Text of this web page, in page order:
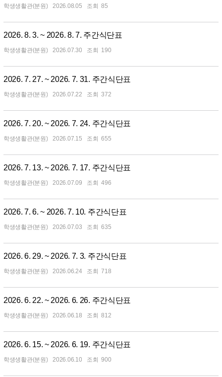
학생생활관(분원) 2026.08.05 85
2026. 8. 3. ~ 2026. 8. 7. 주간식단표
학생생활관(분원) 2026.07.30 190
2026. 7. 27. ~ 2026. 7. 31. 주간식단표
학생생활관(분원) 2026.07.22 372
2026. 7. 20. ~ 2026. 7. 24. 주간식단표
학생생활관(분원) 2026.07.15 655
2026. 7. 13. ~ 2026. 7. 17. 주간식단표
학생생활관(분원) 2026.07.09 496
2026. 7. 6. ~ 2026. 7. 10. 주간식단표
학생생활관(분원) 2026.07.03 635
2026. 6. 29. ~ 2026. 7. 3. 주간식단표
학생생활관(분원) 2026.06.24 718
2026. 6. 22. ~ 2026. 6. 26. 주간식단표
학생생활관(분원) 2026.06.18 812
2026. 6. 15. ~ 2026. 6. 19. 주간식단표
학생생활관(분원) 2026.06.10 900